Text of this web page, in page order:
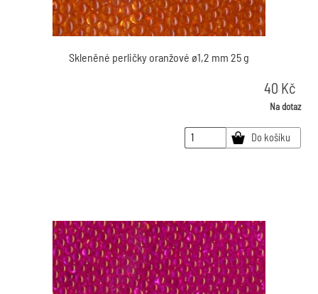
Skleněné perličky oranžové ø1,2 mm 25 g
40 Kč
Na dotaz
Do košíku